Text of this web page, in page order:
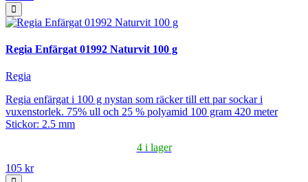
Regia Enfärgat 01992 Naturvit 100 g
Regia
Regia enfärgat i 100 g nystan som räcker till ett par sockar i
vuxenstorlek. 75% ull och 25 % polyamid 100 gram 420 meter
Stickor: 2.5 mm
4 i lager
105 kr